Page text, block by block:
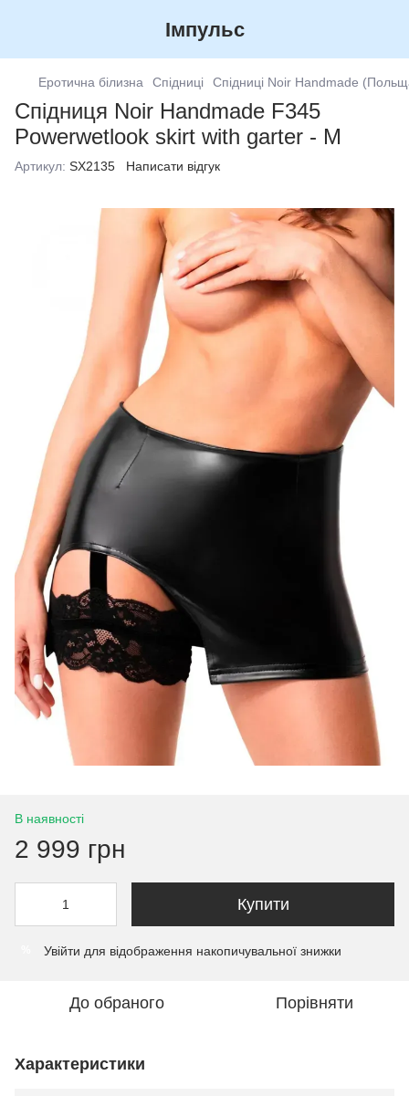
Імпульс
Еротична білизна Спідниці Спідниці Noir Handmade
Спідниця Noir Handmade F345
Powerwetlook skirt with garter - M
Артикул: SX2135 Написати відгук
В наявності
2 999 грн
Купити
Увійти для відображення накопичувальної знижки
До обраного Порівняти
Характеристики